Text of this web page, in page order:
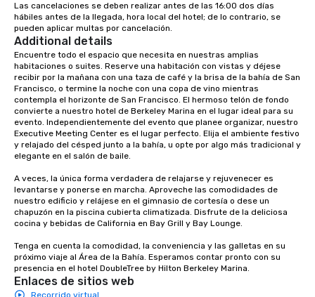
instruction, making your event
planning seamless.
Las cancelaciones se deben realizar antes de las 16:00 dos días
hábiles antes de la llegada, hora local del hotel; de lo contrario, se
pueden aplicar multas por cancelación.
Additional details
Encuentre todo el espacio que necesita en nuestras amplias
habitaciones o suites. Reserve una habitación con vistas y déjese
recibir por la mañana con una taza de café y la brisa de la bahía de San
Francisco, o termine la noche con una copa de vino mientras
contempla el horizonte de San Francisco. El hermoso telón de fondo
convierte a nuestro hotel de Berkeley Marina en el lugar ideal para su
evento. Independientemente del evento que planee organizar, nuestro
Executive Meeting Center es el lugar perfecto. Elija el ambiente festivo
y relajado del césped junto a la bahía, u opte por algo más tradicional y
elegante en el salón de baile.
A veces, la única forma verdadera de relajarse y rejuvenecer es
levantarse y ponerse en marcha. Aproveche las comodidades de
nuestro edificio y relájese en el gimnasio de cortesía o dese un
chapuzón en la piscina cubierta climatizada. Disfrute de la deliciosa
cocina y bebidas de California en Bay Grill y Bay Lounge.
Tenga en cuenta la comodidad, la conveniencia y las galletas en su
próximo viaje al Área de la Bahía. Esperamos contar pronto con su
presencia en el hotel DoubleTree by Hilton Berkeley Marina.
Enlaces de sitios web